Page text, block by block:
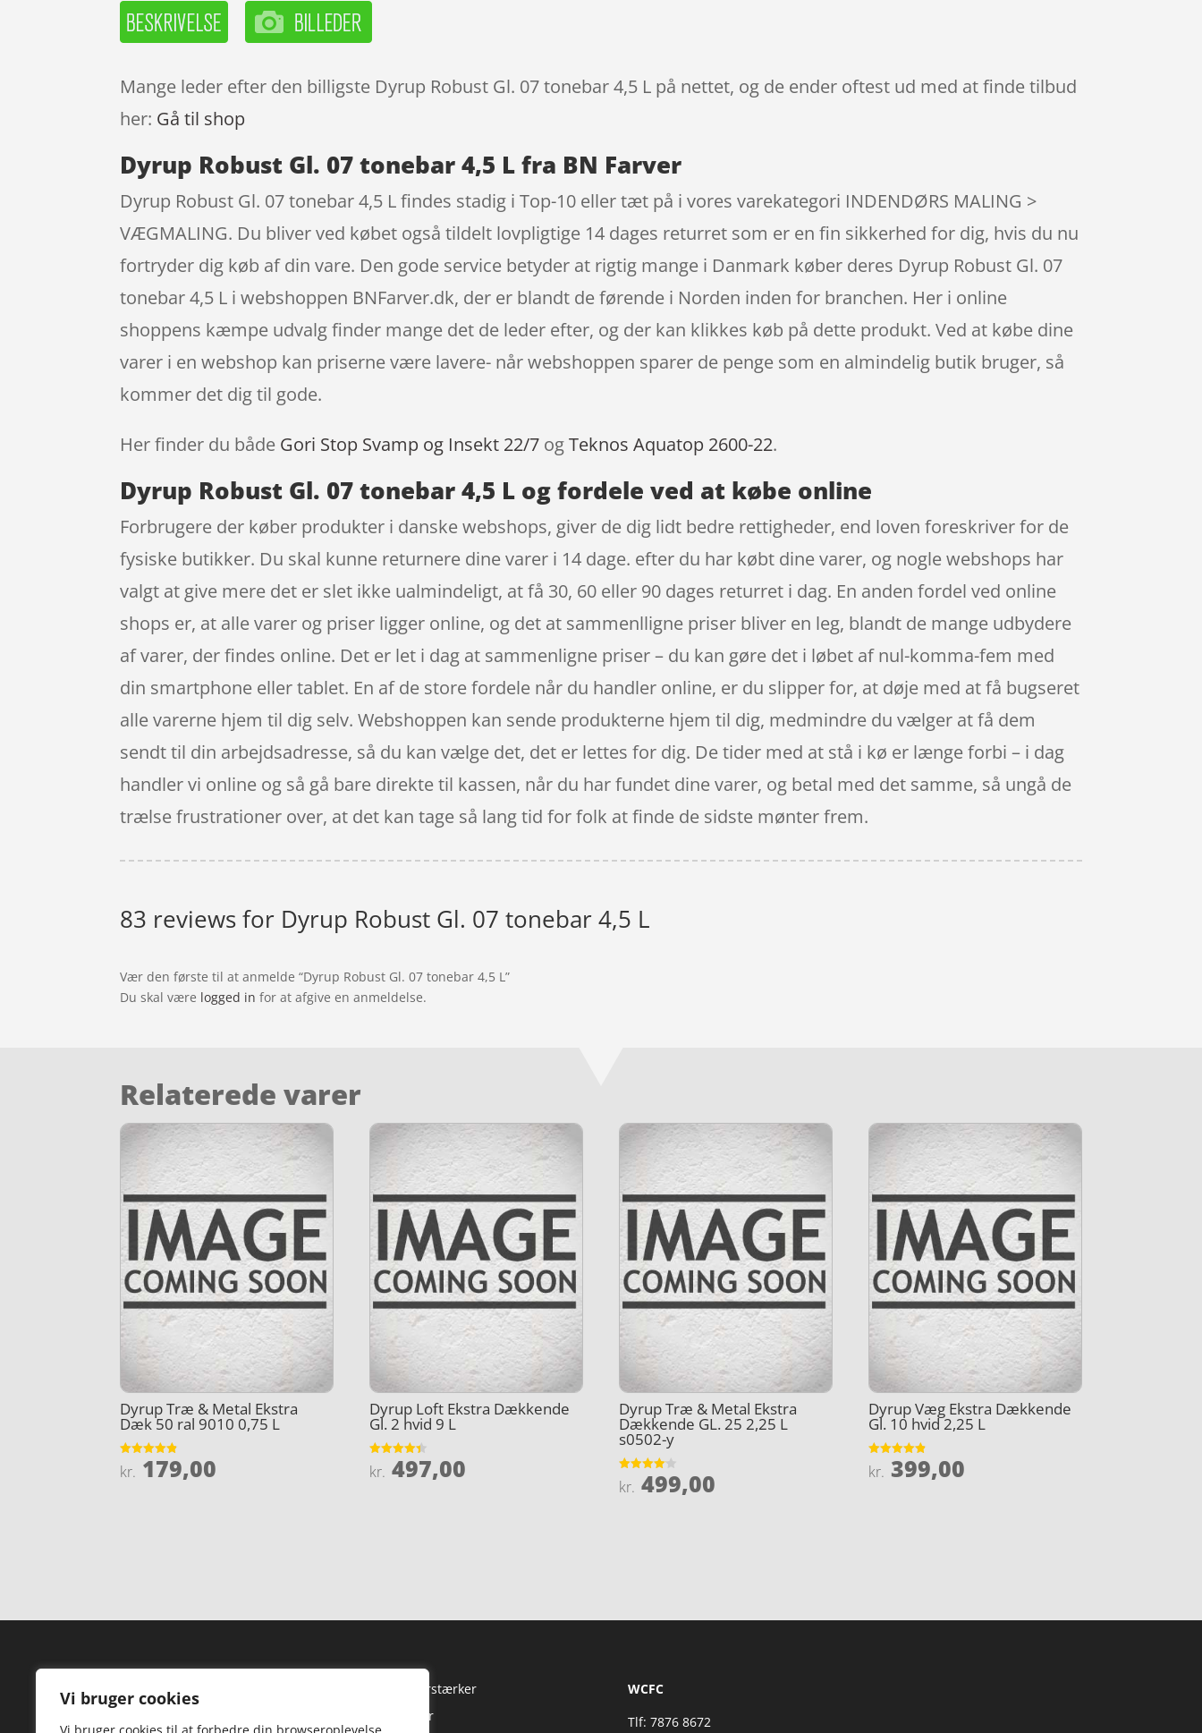
Vi bruger cookies
Mange leder efter den billigste Dyrup Robust Gl. 07 tonebar 4,5 L på nettet, og de ender oftest ud med at finde tilbud
her: Gå til shop
Dyrup Robust Gl. 07 tonebar 4,5 L fra BN Farver
Dyrup Robust Gl. 07 tonebar 4,5 L findes stadig i Top-10 eller tæt på i vores varekategori INDENDØRS MALING >
VÆGMALING. Du bliver ved købet også tildelt lovpligtige 14 dages returret som er en fin sikkerhed for dig, hvis du nu
fortryder dig køb af din vare. Den gode service betyder at rigtig mange i Danmark køber deres Dyrup Robust Gl. 07
tonebar 4,5 L i webshoppen BNFarver.dk, der er blandt de førende i Norden inden for branchen. Her i online
shoppens kæmpe udvalg finder mange det de leder efter, og der kan klikkes køb på dette produkt. Ved at købe dine
varer i en webshop kan priserne være lavere- når webshoppen sparer de penge som en almindelig butik bruger, så
kommer det dig til gode.
Her finder du både Gori Stop Svamp og Insekt 22/7 ogTeknos Aquatop 2600-22.
Dyrup Robust Gl. 07 tonebar 4,5 L og fordele ved at købe online
Forbrugere der køber produkter i danske webshops, giver de dig lidt bedre rettigheder, end loven foreskriver for de
fysiske butikker. Du skal kunne returnere dine varer i 14 dage. efter du har købt dine varer, og nogle webshops har
valgt at give mere det er slet ikke ualmindeligt, at få 30, 60 eller 90 dages returret i dag. En anden fordel ved online
shops er, at alle varer og priser ligger online, og det at sammenlligne priser bliver en leg, blandt de mange udbydere
af varer, der findes online. Det er let i dag at sammenligne priser – du kan gøre det i løbet af nul-komma-fem med
din smartphone eller tablet. En af de store fordele når du handler online, er du slipper for, at døje med at få bugseret
alle varerne hjem til dig selv. Webshoppen kan sende produkterne hjem til dig, medmindre du vælger at få dem
sendt til din arbejdsadresse, så du kan vælge det, det er lettes for dig. De tider med at stå i kø er længe forbi – i dag
handler vi online og så gå bare direkte til kassen, når du har fundet dine varer, og betal med det samme, så ungå de
trælse frustrationer over, at det kan tage så lang tid for folk at finde de sidste mønter frem.
83 reviews for Dyrup Robust Gl. 07 tonebar 4,5 L
Vær den første til at anmelde “Dyrup Robust Gl. 07 tonebar 4,5 L”
Du skal være logged in for at afgive en anmeldelse.
Relaterede varer
Dyrup Træ & Metal Ekstra
Dæk 50 ral 9010 0,75 L
Vurderet
4.8
kr. 179,00
Dyrup Loft Ekstra Dækkende
Gl. 2 hvid 9 L
Vurderet
4.4
kr. 497,00
Dyrup Træ & Metal Ekstra
Dækkende GL. 25 2,25 L
s0502-y
Vurderet
4.1
kr. 499,00
Dyrup Væg Ekstra Dækkende
Gl. 10 hvid 2,25 L
Vurderet
4.8
kr. 399,00
Forside
HiFi Forstærker
Højtaler
WCFC
Tlf: 7876 8672